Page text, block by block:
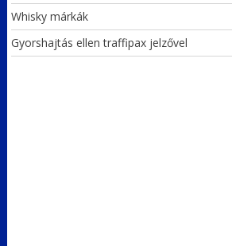
Whisky márkák
Gyorshajtás ellen traffipax jelzővel